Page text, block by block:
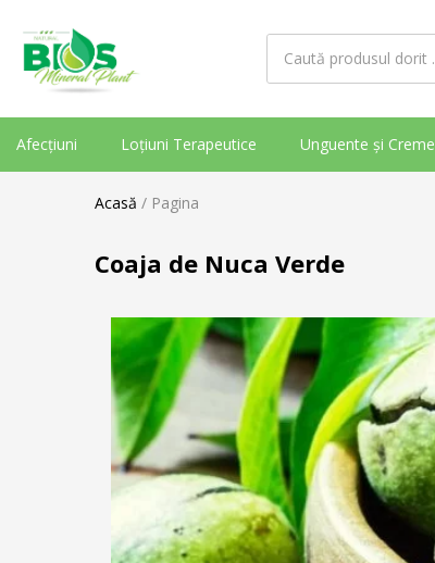
Afecțiuni Loțiuni Terapeutice Unguente și Creme
Acasă / Pagina
Coaja de Nuca Verde